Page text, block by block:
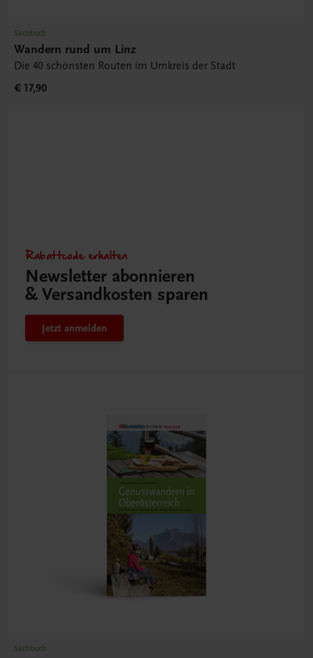
Sachbuch
Wandern rund um Linz
Die 40 schönsten Routen im Umkreis der Stadt
€ 17,90
Rabattcode erhalten
Newsletter abonnieren
& Versandkosten sparen
Jetzt anmelden
Sachbuch